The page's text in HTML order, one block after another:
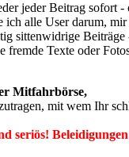
jeder Beitrag sofort -
ich alle User darum,
sittenwidrige Beiträge
fremde Texte oder
Mitfahrbörse,
mit wem Ihr
seriös!